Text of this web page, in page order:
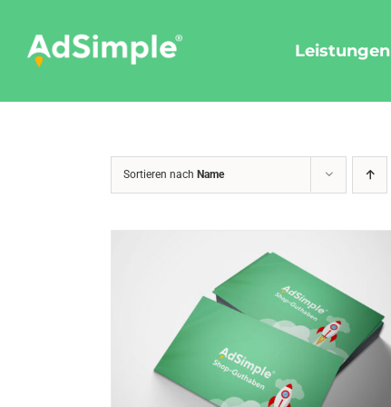
content
Leistungen
Sortieren nach Name